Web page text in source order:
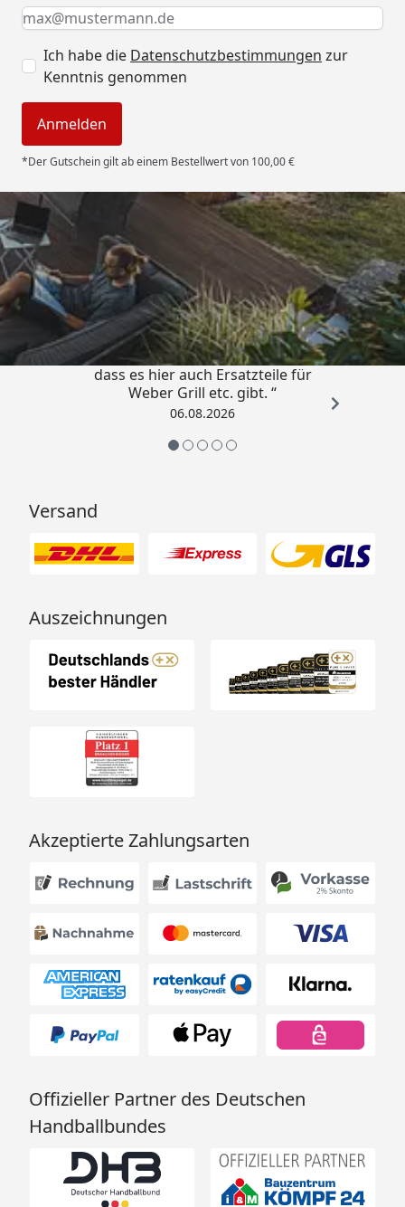
Keine Eingabe erforderlich
Eingabe erforderlich
E-Mail *
Ich habe die Datenschutzbestimmungen zur
Kenntnis genommen
Anmelden
*Der Gutschein gilt ab einem Bestellwert von 100,00 €
Trusted Shops
4,85/ 5
„Schnell und zuverlässig! Schön,
dass es hier auch Ersatzteile für
Weber Grill etc. gibt. “
06.08.2026
Versand
Auszeichnungen
Akzeptierte Zahlungsarten
Offizieller Partner des Deutschen
Handballbundes